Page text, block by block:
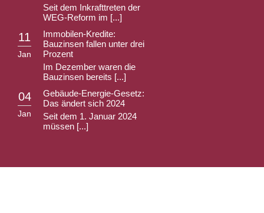
Seit dem Inkrafttreten der
WEG-Reform im [...]
11
Jan
Immobilen-Kredite:
Bauzinsen fallen unter drei
Prozent
Im Dezember waren die
Bauzinsen bereits [...]
04
Jan
Gebäude-Energie-Gesetz:
Das ändert sich 2024
Seit dem 1. Januar 2024
müssen [...]